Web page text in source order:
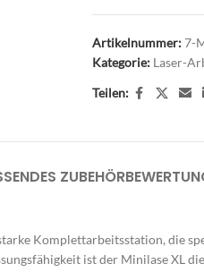
Artikelnummer:7-
Kategorie: Laser-
Teilen:
ZUBEHÖR
Komplettarbeitsstation, die
ist der Minilase XL